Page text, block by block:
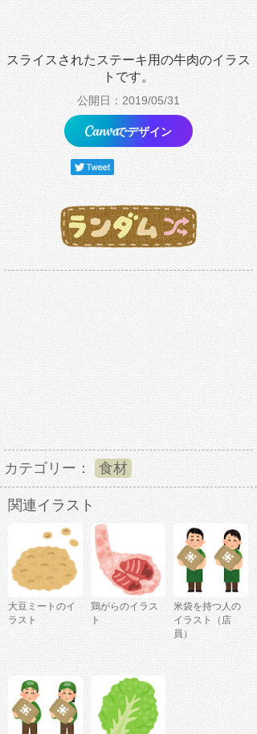
スライスされたステーキ用の牛肉のイラス
トです。
公開日：2019/05/31
でデザイン
カテゴリー： 食材
関連イラスト
大豆ミートのイ
ラスト
鶏がらのイラス
ト
米袋を持つ人の
イラスト（店
員）